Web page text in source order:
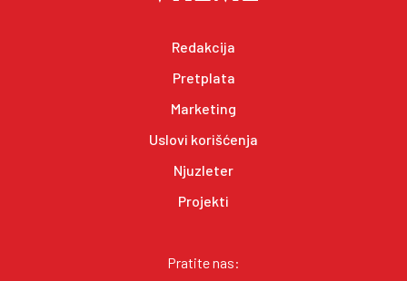
Redakcija
Pretplata
Marketing
Uslovi korišćenja
Njuzleter
Projekti
Pratite nas: